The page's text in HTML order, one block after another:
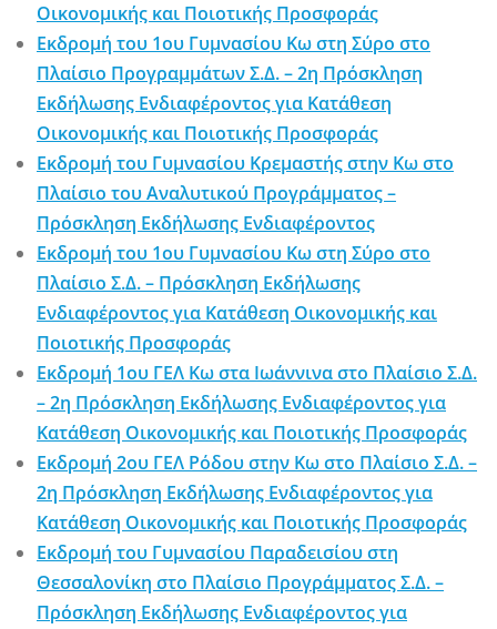
Οικονομικής και Ποιοτικής Προσφοράς
Εκδρομή του 1ου Γυμνασίου Κω στη Σύρο στο
Πλαίσιο Προγραμμάτων Σ.Δ. – 2η Πρόσκληση
Εκδήλωσης Ενδιαφέροντος για Κατάθεση
Οικονομικής και Ποιοτικής Προσφοράς
Εκδρομή του Γυμνασίου Κρεμαστής στην Κω στο
Πλαίσιο του Αναλυτικού Προγράμματος –
Πρόσκληση Εκδήλωσης Ενδιαφέροντος
Εκδρομή του 1ου Γυμνασίου Κω στη Σύρο στο
Πλαίσιο Σ.Δ. – Πρόσκληση Εκδήλωσης
Ενδιαφέροντος για Κατάθεση Οικονομικής και
Ποιοτικής Προσφοράς
Εκδρομή 1ου ΓΕΛ Κω στα Ιωάννινα στο Πλαίσιο Σ.Δ.
– 2η Πρόσκληση Εκδήλωσης Ενδιαφέροντος για
Κατάθεση Οικονομικής και Ποιοτικής Προσφοράς
Εκδρομή 2ου ΓΕΛ Ρόδου στην Κω στο Πλαίσιο Σ.Δ. –
2η Πρόσκληση Εκδήλωσης Ενδιαφέροντος για
Κατάθεση Οικονομικής και Ποιοτικής Προσφοράς
Εκδρομή του Γυμνασίου Παραδεισίου στη
Θεσσαλονίκη στο Πλαίσιο Προγράμματος Σ.Δ. –
Πρόσκληση Εκδήλωσης Ενδιαφέροντος για